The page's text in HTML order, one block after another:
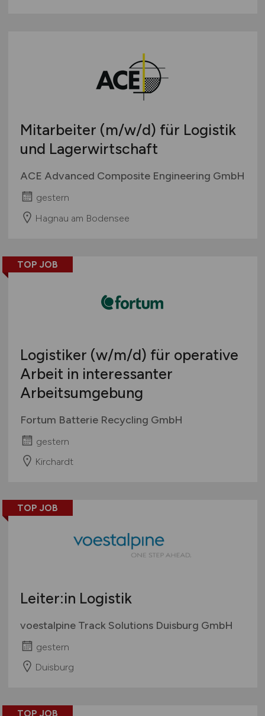
Mitarbeiter (m/w/d) für Logistik
und Lagerwirtschaft
ACE Advanced Composite Engineering GmbH
gestern
Hagnau am Bodensee
TOP JOB
Logistiker (w/m/d) für operative
Arbeit in interessanter
Arbeitsumgebung
Fortum Batterie Recycling GmbH
gestern
Kirchardt
TOP JOB
Leiter:in Logistik
voestalpine Track Solutions Duisburg GmbH
gestern
Duisburg
TOP JOB